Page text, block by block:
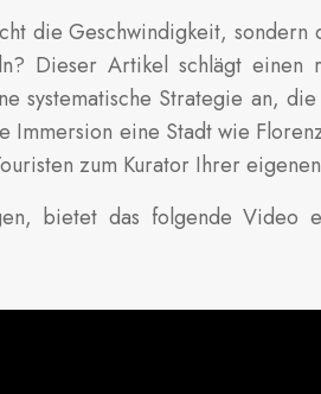
die Geschwindigkeit,
Dieser Artikel schlägt
systematische Strategie an,
eine Stadt wie
zum Kurator Ihrer
bietet das folgende Video